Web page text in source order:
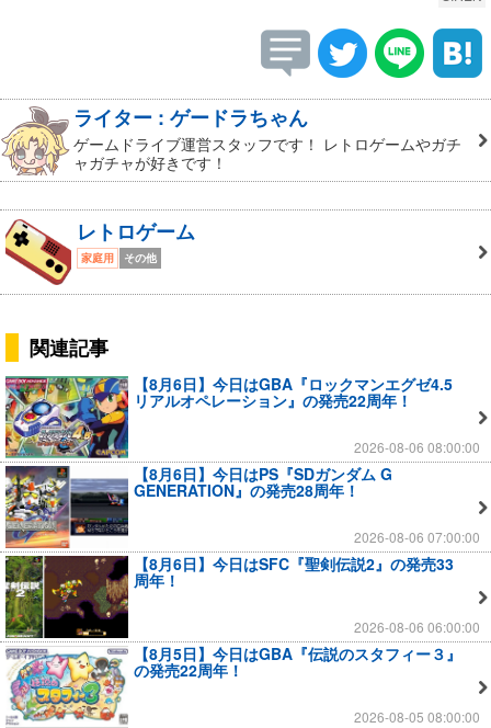
ライター : ゲードラちゃん
ゲームドライブ運営スタッフです！ レトロゲームやガチ
ャガチャが好きです！
レトロゲーム
家庭用 その他
関連記事
【8月6日】今日はGBA『ロックマンエグゼ4.5
リアルオペレーション』の発売22周年！
2026-08-06 08:00:00
【8月6日】今日はPS『SDガンダム G
GENERATION』の発売28周年！
2026-08-06 07:00:00
【8月6日】今日はSFC『聖剣伝説2』の発売33
周年！
2026-08-06 06:00:00
【8月5日】今日はGBA『伝説のスタフィー３』
の発売22周年！
2026-08-05 08:00:00